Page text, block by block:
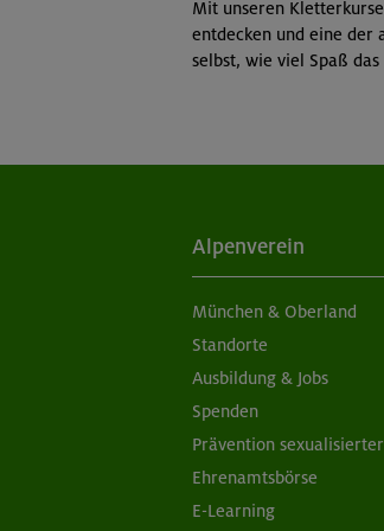
Mit unseren
entdecken und eine der
selbst, wie viel Spaß
Alpenverein
München & Oberland
Standorte
Ausbildung & Jobs
Spenden
Prävention
Ehrenamtsbörse
E-Learning